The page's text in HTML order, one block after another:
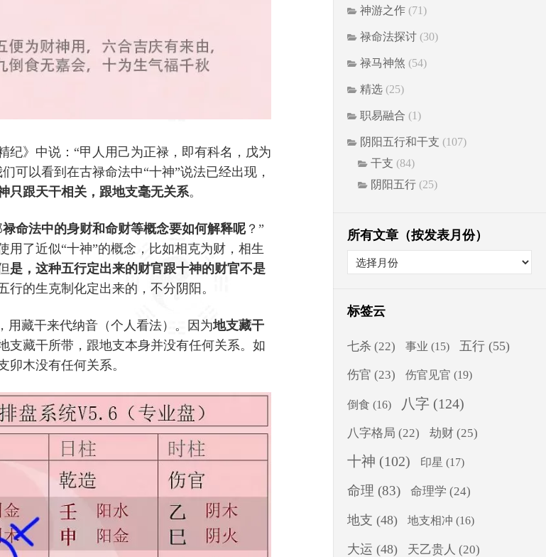
纪》中说：“甲人用己为正禄，即有科名，戊为
可以看到在古禄命法中“十神”说法已经出现，
只跟天干相关，跟地支毫无关系。
禄命法中的身财和命财等概念要如何解释呢？”
了近似“十神”的概念，比如相克为财，相生
是，这种五行定出来的财官跟十神的财官不是
的生克制化定出来的，不分阴阳。
用藏干来代纳音（个人看法）。因为地支藏干
支藏干所带，跟地支本身并没有任何关系。如
木没有任何关系。
神游之作 (71)
禄命法探讨 (30)
禄马神煞 (54)
精选 (25)
职易融合 (1)
阴阳五行和干支 (107)
干支 (84)
阴阳五行 (25)
所有文章（按发表月份）
标签云
七杀 (22) 事业 (15) 五行 (55)
伤官 (23) 伤官见官 (19)
倒食 (16) 八字 (124)
八字格局 (22) 劫财 (25)
十神 (102) 印星 (17)
命理 (83) 命理学 (24)
地支 (48) 地支相冲 (16)
大运 (48) 天乙贵人 (20)